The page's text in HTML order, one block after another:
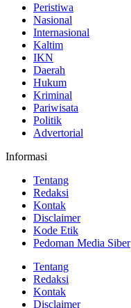
Peristiwa
Nasional
Internasional
Kaltim
IKN
Daerah
Hukum
Kriminal
Pariwisata
Politik
Advertorial
Informasi
Tentang
Redaksi
Kontak
Disclaimer
Kode Etik
Pedoman Media Siber
Tentang
Redaksi
Kontak
Disclaimer